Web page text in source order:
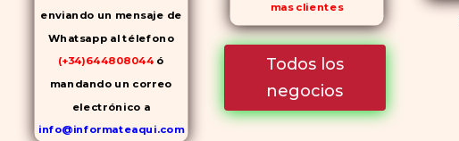
enviando un mensaje de
Whatsapp al télefono
(+34)644808044 ó
mandando un correo
electrónico a
info@informateaqui.com
mas clientes
Todos los
negocios